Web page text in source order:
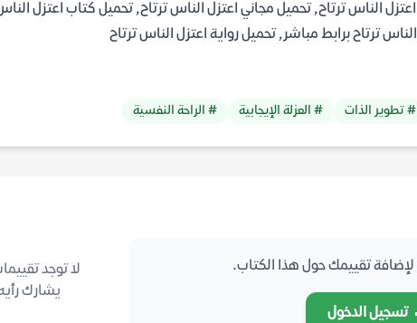
الناس ترتاح, تحميل مجاني اعتزل الناس ترتاح, تحميل كتاب اعتزل الناس
ترتاح برابط مباشر, تحميل رواية اعتزل الناس ترتاح
# تطوير الذات # العزلة الإيجابية # الراحة النفسية
تقييمك حول هذا الكتاب.
تسجيل الدخول
لا توجد
يشارك